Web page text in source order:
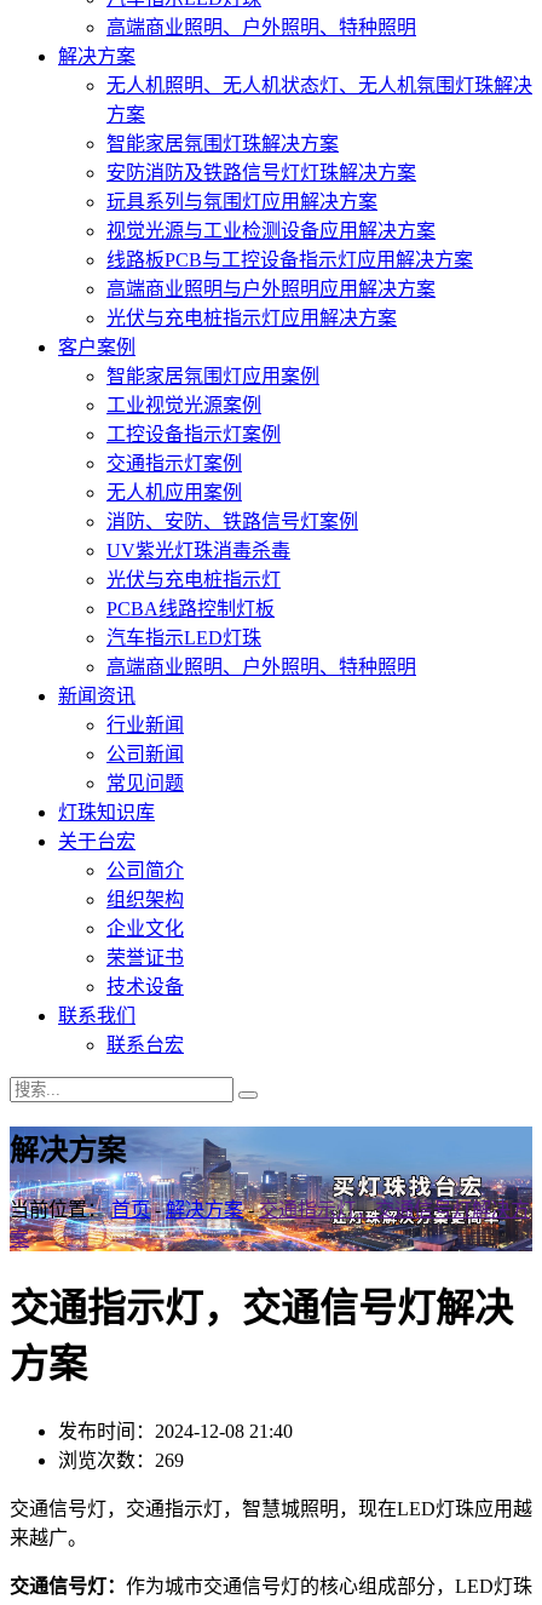
高端商业照明、户外照明、特种照明
解决方案
无人机照明、无人机状态灯、无人机氛围灯珠解决
方案
智能家居氛围灯珠解决方案
安防消防及铁路信号灯灯珠解决方案
玩具系列与氛围灯应用解决方案
视觉光源与工业检测设备应用解决方案
线路板PCB与工控设备指示灯应用解决方案
高端商业照明与户外照明应用解决方案
光伏与充电桩指示灯应用解决方案
客户案例
智能家居氛围灯应用案例
工业视觉光源案例
工控设备指示灯案例
交通指示灯案例
无人机应用案例
消防、安防、铁路信号灯案例
UV紫光灯珠消毒杀毒
光伏与充电桩指示灯
PCBA线路控制灯板
汽车指示LED灯珠
高端商业照明、户外照明、特种照明
新闻资讯
行业新闻
公司新闻
常见问题
灯珠知识库
关于台宏
公司简介
组织架构
企业文化
荣誉证书
技术设备
联系我们
联系台宏
解决方案
当前位置：首页-解决方案-交通指示灯，交通信号灯解决方
案
交通指示灯，交通信号灯解决
方案
发布时间：2024-12-08 21:40
浏览次数：269
交通信号灯，交通指示灯，智慧城照明，现在LED灯珠应用越
来越广。
交通信号灯： 作为城市交通信号灯的核心组成部分，LED灯珠